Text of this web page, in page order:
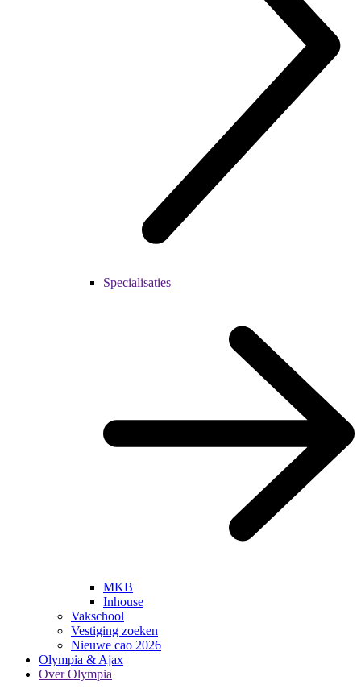
Specialisaties
MKB
Inhouse
Vakschool
Vestiging zoeken
Nieuwe cao 2026
Olympia & Ajax
Over Olympia